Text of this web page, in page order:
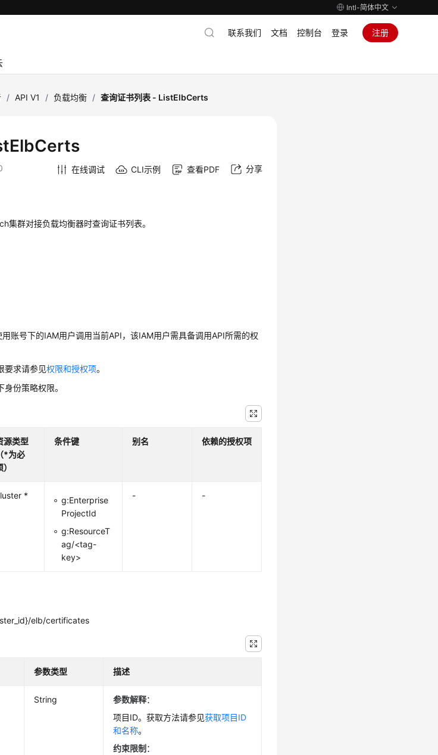
Intl-简体中文
联系我们 文档 控制台 登录 注册
/ API V1 / 负载均衡 / 查询证书列表 - ListElbCerts
在线调试 CLI示例 查看PDF 分享
群对接负载均衡器时查询证书列表。
账号下的IAM用户调用当前API，该IAM用户需具备调用API所需的权
要求请参见权限和授权项。
份策略权限。
源类型
（*为必
条件键 别名 依赖的授权项
*
g:Enterprise
ProjectId
g:ResourceT
ag/<tag-
key>
- -
elb/certificates
参数类型 描述
String 参数解释：
项目ID。获取方法请参见获取项目ID
和名称。
约束限制 ：